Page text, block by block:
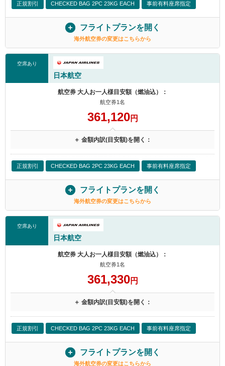
正規割引 CHECKED BAG 2PC 23KG EACH 事前有料座席指定
フライトプランを開く
海外航空券の変更はこちらから
空席あり
日本航空
航空券 大人お一人様目安額（燃油込）：
航空券1名
361,120円
＋ 金額内訳(目安額)を開く：
正規割引 CHECKED BAG 2PC 23KG EACH 事前有料座席指定
フライトプランを開く
海外航空券の変更はこちらから
空席あり
日本航空
航空券 大人お一人様目安額（燃油込）：
航空券1名
361,330円
＋ 金額内訳(目安額)を開く：
正規割引 CHECKED BAG 2PC 23KG EACH 事前有料座席指定
フライトプランを開く
海外航空券の変更はこちらから